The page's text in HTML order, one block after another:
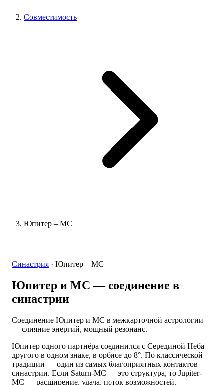
Совместимость
Юпитер – MC
Синастрия · Юпитер – MC
Юпитер и MC — соединение в
синастрии
Соединение Юпитер и MC в межкарточной астрологии
— слияние энергий, мощный резонанс.
Юпитер одного партнёра соединился с Серединой Неба
другого в одном знаке, в орбисе до 8°. По классической
традиции — один из самых благоприятных контактов
синастрии. Если Saturn-MC — это структура, то Jupiter-
MC — расширение, удача, поток возможностей.